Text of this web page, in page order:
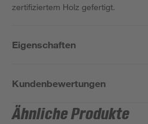
zertifiziertem Holz gefertigt.
Eigenschaften
Kundenbewertungen
Ähnliche Produkte